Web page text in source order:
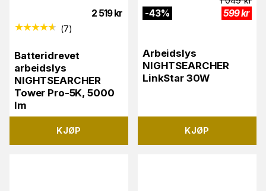
2 519 kr
(7)
Batteridrevet
arbeidslys
NIGHTSEARCHER
Tower Pro-5K, 5000
lm
KJØP
-43% 599kr
Arbeidslys
NIGHTSEARCHER
LinkStar 30W
KJØP